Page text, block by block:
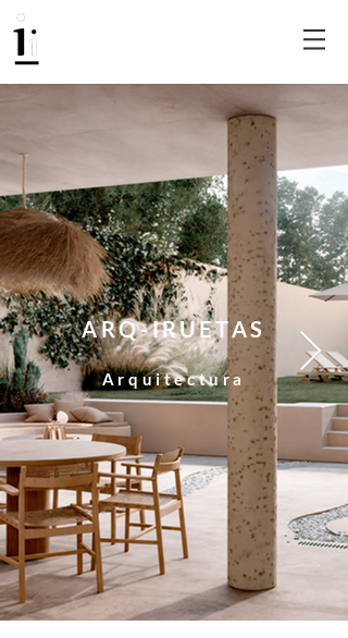
ARQ-IRUETAS
Arquitectura